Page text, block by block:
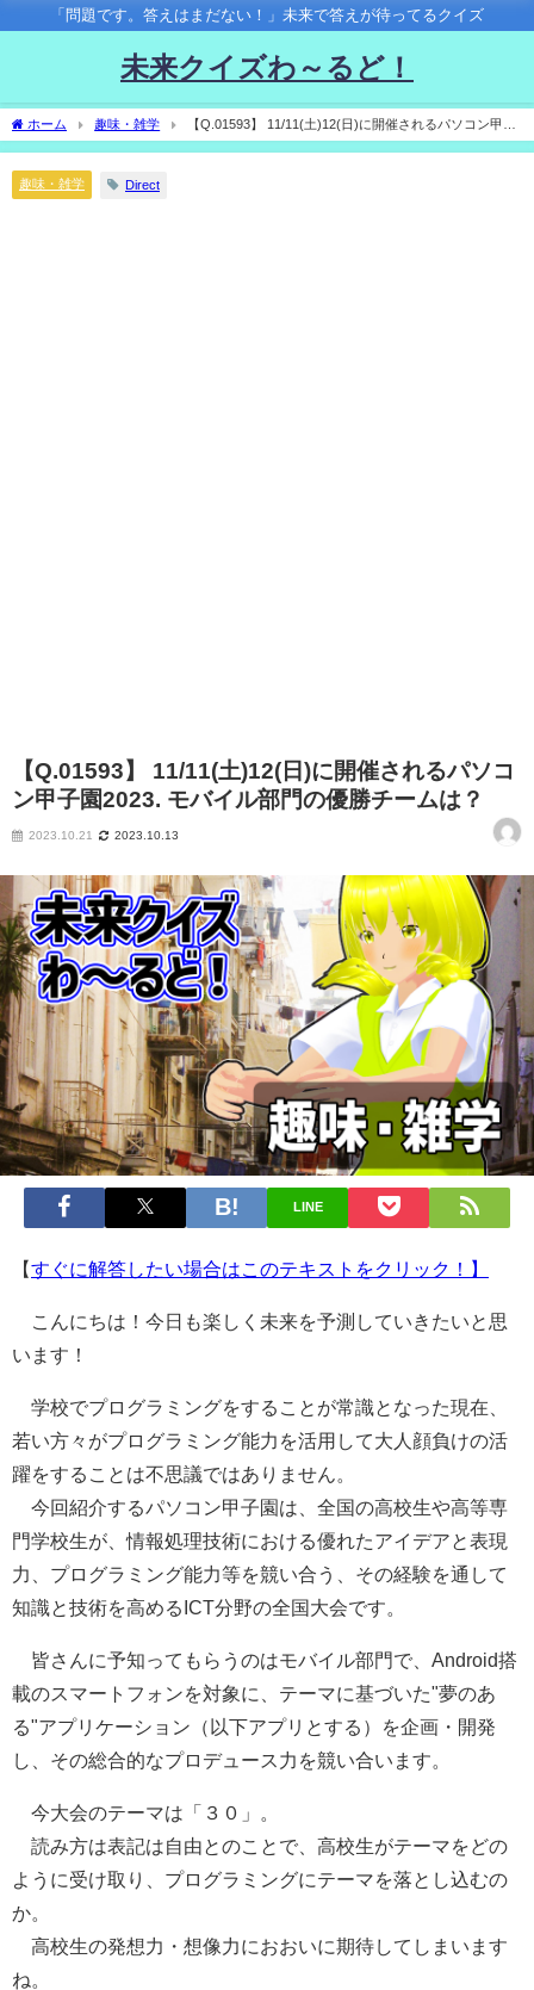
「問題です。答えはまだない！」未来で答えが待ってるクイズ
未来クイズわ～るど！
ホーム 趣味・雑学
【Q.01593】 11/11(土)12(日)に開催されるパソコン甲子
園2023. モバイル部門の優勝チームは？
趣味・雑学 Direct
【Q.01593】 11/11(土)12(日)に開催されるパソコ
ン甲子園2023. モバイル部門の優勝チームは？
2023.10.21 2023.10.13
LINE
【すぐに解答したい場合はこのテキストをクリック！】
こんにちは！今日も楽しく未来を予測していきたいと思
います！
学校でプログラミングをすることが常識となった現在、
若い方々がプログラミング能力を活用して大人顔負けの活
躍をすることは不思議ではありません。
今回紹介するパソコン甲子園は、全国の高校生や高等専
門学校生が、情報処理技術における優れたアイデアと表現
力、プログラミング能力等を競い合う、その経験を通して
知識と技術を高めるICT分野の全国大会です。
皆さんに予知ってもらうのはモバイル部門で、Android搭
載のスマートフォンを対象に、テーマに基づいた"夢のあ
る"アプリケーション（以下アプリとする）を企画・開発
し、その総合的なプロデュース力を競い合います。
今大会のテーマは「３０」。
読み方は表記は自由とのことで、高校生がテーマをどの
ように受け取り、プログラミングにテーマを落とし込むの
か。
高校生の発想力・想像力におおいに期待してしまいます
ね。